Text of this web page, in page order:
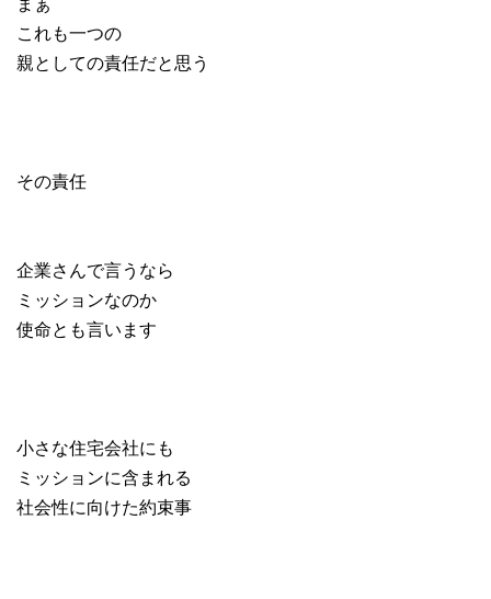
これも一つの
親としての責任だと思う
その責任
企業さんで言うなら
ミッションなのか
使命とも言います
小さな住宅会社にも
ミッションに含まれる
社会性に向けた約束事